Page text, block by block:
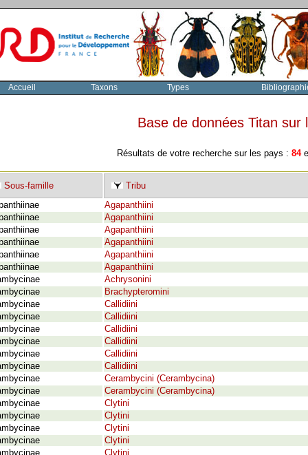
Accueil Taxons Types
Base de données Titan
Résultats de votre recherche sur les pays : 84
Sous-famille
Tribu
Agapanthiini
Agapanthiini
Agapanthiini
Agapanthiini
Agapanthiini
Agapanthiini
Achrysonini
Brachypteromini
Callidiini
Callidiini
Callidiini
Callidiini
Callidiini
Callidiini
Cerambycini (Cerambycina)
Cerambycini (Cerambycina)
Clytini
Clytini
Clytini
Clytini
Clytini